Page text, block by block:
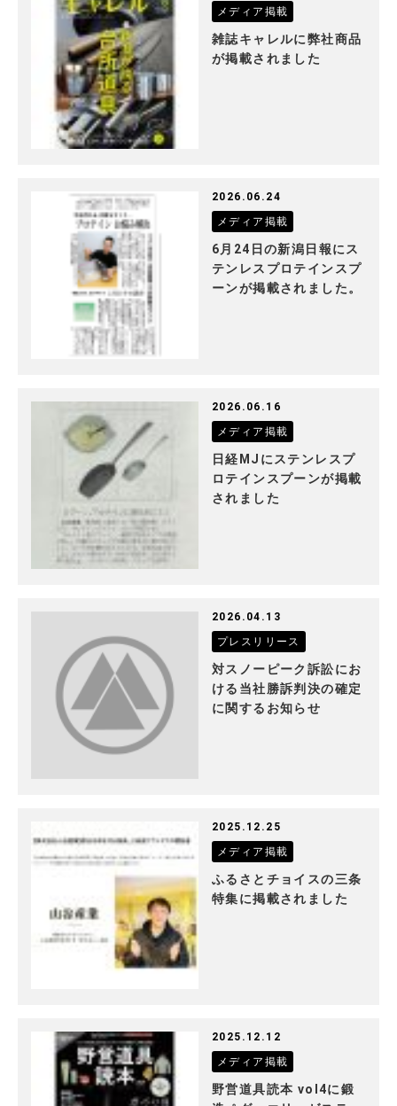
メディア掲載
雑誌キャレルに弊社商品
が掲載されました
2026.06.24
メディア掲載
6月24日の新潟日報にス
テンレスプロテインスプ
ーンが掲載されました。
2026.06.16
メディア掲載
日経MJにステンレスプ
ロテインスプーンが掲載
されました
2026.04.13
プレスリリース
対スノーピーク訴訟にお
ける当社勝訴判決の確定
に関するお知らせ
2025.12.25
メディア掲載
ふるさとチョイスの三条
特集に掲載されました
2025.12.12
メディア掲載
野営道具読本 vol4に鍛